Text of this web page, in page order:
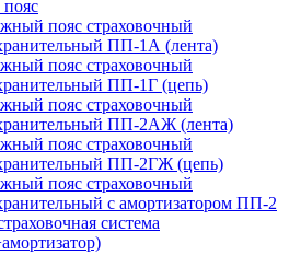
пояс страховочный
ПП-1А (лента)
пояс страховочный
ПП-1Г (цепь)
пояс страховочный
ПП-2АЖ (лента)
пояс страховочный
ПП-2ГЖ (цепь)
пояс страховочный
с амортизатором ПП-2
система